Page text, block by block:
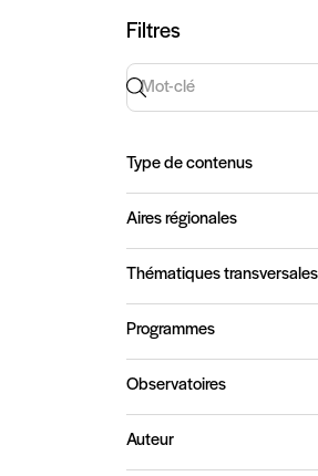
Filtres
Recherche par mot-clé
Type de contenus
Aires régionales
Thématiques transversales
Programmes
Observatoires
Auteur